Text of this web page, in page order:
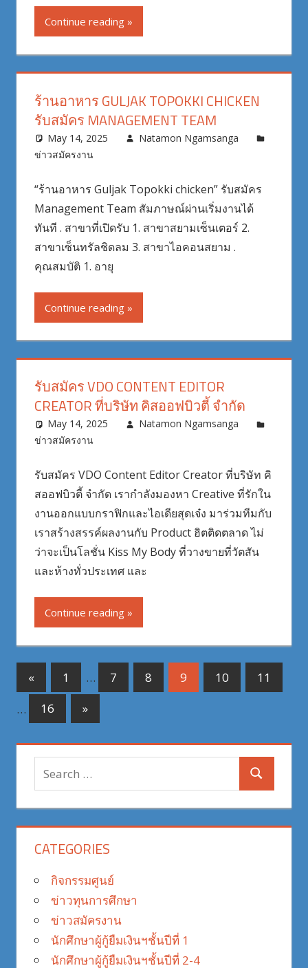
Continue reading
ร้านอาหาร GULJAK TOPOKKI CHICKEN
รับสมัคร MANAGEMENT TEAM
May 14, 2025
Natamon Ngamsanga
ข่าวสมัครงาน
“ร้านอาหาร Guljak Topokki chicken” รับสมัคร
Management Team สัมภาษณ์ผ่านเริ่มงานได้
ทันที . สาขาที่เปิดรับ 1. สาขาสยามเซ็นเตอร์ 2.
สาขาเซ็นทรัลชิดลม 3. สาขาไอคอนสยาม .
คุณสมบัติ 1. อายุ
Continue reading
รับสมัคร VDO CONTENT EDITOR
CREATOR ที่บริษัท คิสออฟบิวตี้ จำกัด
May 14, 2025
Natamon Ngamsanga
ข่าวสมัครงาน
รับสมัคร VDO Content Editor Creator ที่บริษัท คิ
สออฟบิวตี้ จำกัด เรากำลังมองหา Creative ที่รักใน
งานออกแบบกราฟิกและไอเดียสุดเจ๋ง มาร่วมทีมกับ
เราสร้างสรรค์ผลงานกับ Product ฮิตติดตลาด ไม่
ว่าจะเป็นโลชั่น Kiss My Body ที่วางขายที่วัตสัน
และห้างทั่วประเทศ และ
Continue reading
Posts
pagination
« Previous
Posts
1 … 7 8 9 10
11
…
16
Next
Posts
»
Search
for:
Search
CATEGORIES
กิจกรรมศูนย์
ข่าวทุนการศึกษา
ข่าวสมัครงาน
นักศึกษาผู้กู้ยืมเงินฯชั้นปีที่ 1
นักศึกษาผู้กู้ยืมเงินฯชั้นปีที่ 2-4